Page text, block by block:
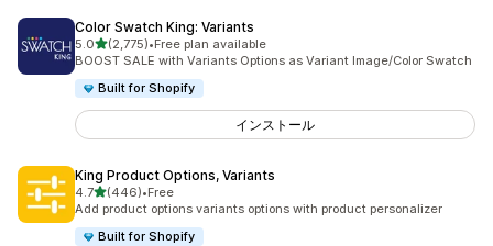
Color Swatch King: Variants
5.05つ星中
(2,775)
合計レビュー数：2775件
•Free plan available
BOOST SALE with Variants Options as Variant Image/Color Swatch
Built for Shopify
インストール
King Product Options, Variants
4.75つ星中
(446)
合計レビュー数：446件
•Free
Add product options variants options with product personalizer
Built for Shopify